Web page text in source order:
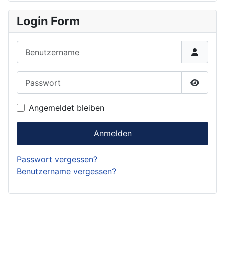
Login Form
Angemeldet bleiben
Anmelden
Passwort vergessen?
Benutzername vergessen?